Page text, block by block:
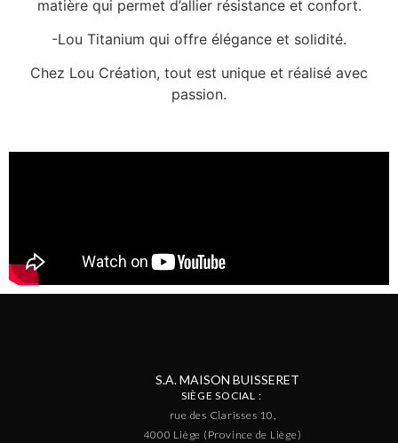
matière qui permet d’allier résistance et confort.
-Lou Titanium qui offre élégance et solidité.
Chez Lou Création, tout est unique et réalisé avec
passion.
S.A. MAISON BUISSERET
SIÈGE SOCIAL :
rue des Clarisses 10,
4000 Liège (Province de Liège)